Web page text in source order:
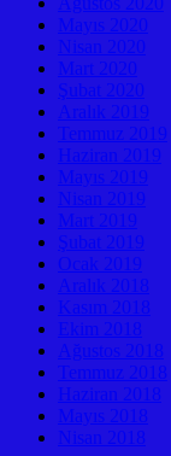
Mayıs 2020
Nisan 2020
Mart 2020
Şubat 2020
Aralık 2019
Temmuz 2019
Haziran 2019
Mayıs 2019
Nisan 2019
Mart 2019
Şubat 2019
Ocak 2019
Aralık 2018
Kasım 2018
Ekim 2018
Ağustos 2018
Temmuz 2018
Haziran 2018
Mayıs 2018
Nisan 2018